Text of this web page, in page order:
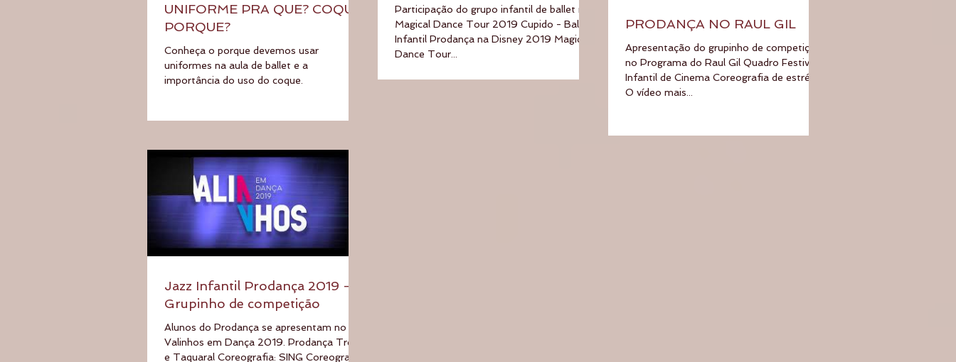
UNIFORME PRA QUE? COQUE
PORQUE?
Conheça o porque devemos usar
uniformes na aula de ballet e a
importância do uso do coque.
Participação do grupo infantil de ballet no
Magical Dance Tour 2019 Cupido - Ballet
Infantil Prodança na Disney 2019 Magical
Dance Tour...
PRODANÇA NO RAUL GIL
Apresentação do grupinho de competição
no Programa do Raul Gil Quadro Festival
Infantil de Cinema Coreografia de estréia
O vídeo mais...
Jazz Infantil Prodança 2019 -
Grupinho de competição
Alunos do Prodança se apresentam no
Valinhos em Dança 2019. Prodança Trevo
e Taquaral Coreografia: SING Coreografia: